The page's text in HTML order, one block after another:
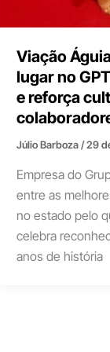
Viação
lugar no
e reforça
Júlio Barboza/29
Empresa do
entre as
no estado pelo
celebra
anos de história